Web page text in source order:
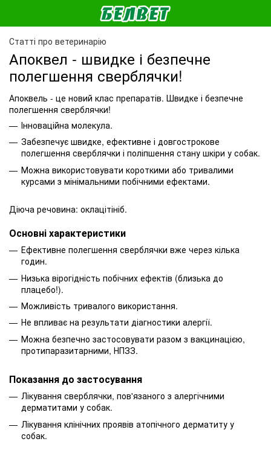
Статті про ветеринарію
Апоквел - швидке і безпечне
полегшення сверблячки!
Апоквель - це новий клас препаратів. Швидке і безпечне
полегшення сверблячки!
Інноваційна молекула.
Забезпечує швидке, ефективне і довгострокове
полегшення сверблячки і поліпшення стану шкіри у собак.
Можна використовувати короткими або тривалими
курсами з мінімальними побічними ефектами.
Діюча речовина: оклацітініб.
Основні характеристики
Ефективне полегшення сверблячки вже через кілька
годин.
Низька вірогідність побічних ефектів (близька до
плацебо!).
Можливість тривалого використання.
Не впливає на результати діагностики алергії.
Можна безпечно застосовувати разом з вакцинацією,
протипаразитарними, НПЗЗ.
Показання до застосування
Лікування сверблячки, пов'язаного з алергічними
дерматитами у собак.
Лікування клінічних проявів атопічного дерматиту у
собак.